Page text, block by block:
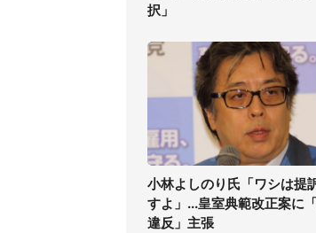
択」
小林よしのり氏「ワシは提
すよ」...皇室典範改正案に
違反」主張